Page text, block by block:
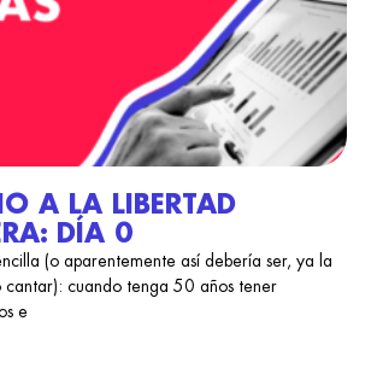
A LA LIBERTAD
DÍA 0
(o aparentemente así debería ser, ya la
cantar): cuando tenga 50 años tener
e